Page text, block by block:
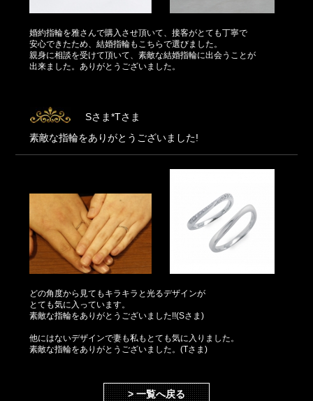
婚約指輪を雅さんで購入させ頂いて、接客がとても丁寧で
安心できたため、結婚指輪もこちらで選びました。
親身に相談を受けて頂いて、素敵な結婚指輪に出会うことが
出来ました。ありがとうございました。
Sさま*Tさま
素敵な指輪をありがとうございました!
どの角度から見てもキラキラと光るデザインが
とても気に入っています。
素敵な指輪をありがとうございました!!(Sさま)
他にはないデザインで妻も私もとても気に入りました。
素敵な指輪をありがとうございました。(Tさま)
> 一覧へ戻る